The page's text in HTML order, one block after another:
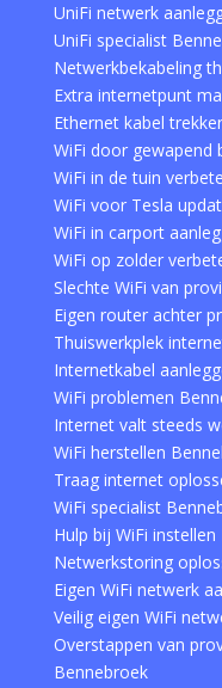
UniFi netwerk
UniFi specialist
Netwerkbekabeling
Extra internetpunt
Ethernet kabel
WiFi door gewapend
WiFi in de tuin
WiFi voor Tesla
WiFi in carport
WiFi op zolder
Slechte WiFi van
Eigen router achter
Thuiswerkplek
Internetkabel
WiFi problemen
Internet valt steeds
WiFi herstellen
Traag internet
WiFi specialist
Hulp bij WiFi
Netwerkstoring
Eigen WiFi netwerk
Veilig eigen WiFi
Overstappen van
Bennebroek